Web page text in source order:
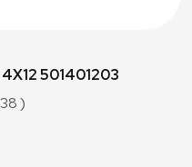
501401203
)